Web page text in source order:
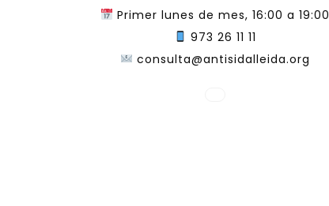
Primer lunes de mes, 16:00 a 19:00
973 26 11 11
consulta@antisidalleida.org